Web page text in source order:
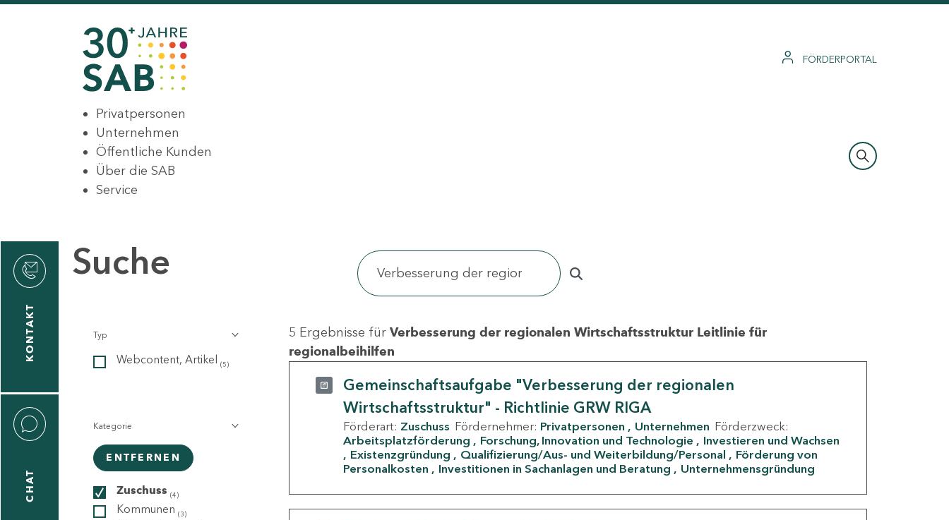
FÖRDERPORTAL
Privatpersonen
Unternehmen
Öffentliche Kunden
Über die SAB
Service
KONTAKT
CHAT
Suche
Typ
Webcontent, Artikel (5)
Kategorie
ENTFERNEN
Zuschuss (4)
Kommunen (3)
5 Ergebnisse für Verbesserung der regionalen Wirtschaftsstruktur Leitlinie für
regionalbeihilfen
Gemeinschaftsaufgabe "Verbesserung der regionalen
Wirtschaftsstruktur" - Richtlinie GRW RIGA
Förderart: Zuschuss Fördernehmer: Privatpersonen Unternehmen Förderzweck:
Arbeitsplatzförderung
Forschung, Innovation und Technologie
Investieren und Wachsen
Existenzgründung
Qualifizierung/Aus- und Weiterbildung/Personal
Förderung von
Personalkosten
Investitionen in Sachanlagen und Beratung Unternehmensgründung